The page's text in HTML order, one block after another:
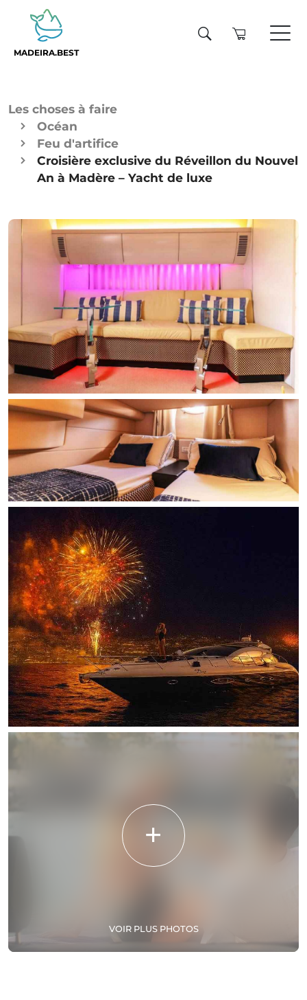
MADEIRA.BEST
Les choses à faire
Océan
Feu d'artifice
Croisière exclusive du Réveillon du Nouvel
An à Madère – Yacht de luxe
VOIR PLUS PHOTOS